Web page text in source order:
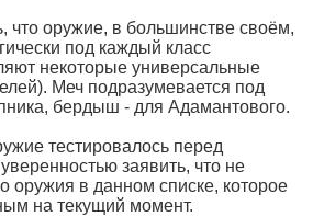
что оружие, в большинстве своём,
под каждый класс
некоторые универсальные
Меч подразумевается под
бердыш - для Адамантового.
тестировалось перед
заявить, что не
оружия в данном списке, которое
на текущий момент.